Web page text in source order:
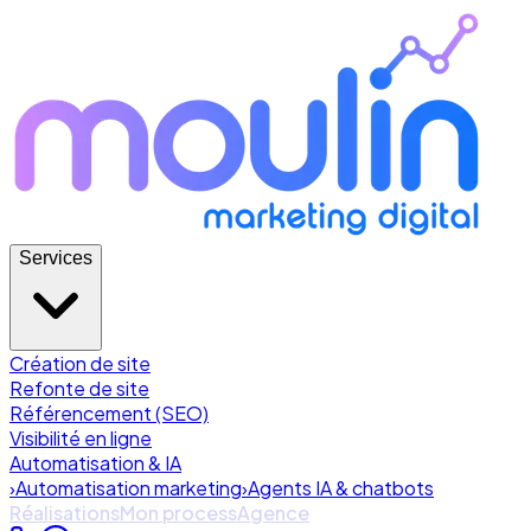
Services
Création de site
Refonte de site
Référencement (SEO)
Visibilité en ligne
Automatisation & IA
›Automatisation marketing›Agents IA & chatbots
RéalisationsMon processAgence